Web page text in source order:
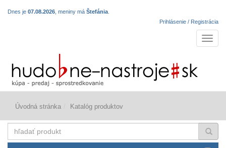
Dnes je 07.08.2026 , meniny má Štefánia
Prihlásenie / Registrácia
Úvodná stránka Katalóg produktov
produkt